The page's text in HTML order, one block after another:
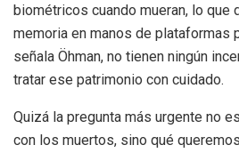
biométricos cuando mueran, lo que
memoria en manos de plataformas
señala Öhman, no tienen ningún
tratar ese patrimonio con cuidado.
Quizá la pregunta más urgente no
con los muertos, sino qué